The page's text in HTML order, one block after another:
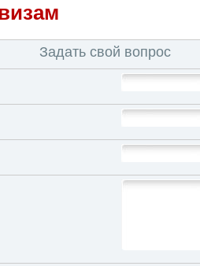
Задать свой вопрос